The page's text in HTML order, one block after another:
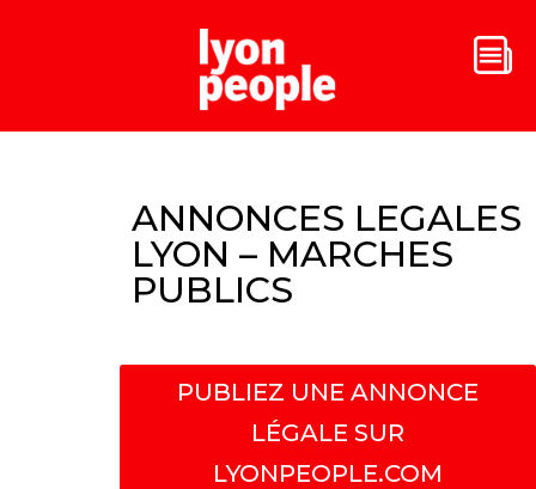
ANNONCES LEGALES
LYON – MARCHES
PUBLICS
PUBLIEZ UNE ANNONCE
LÉGALE SUR
LYONPEOPLE.COM